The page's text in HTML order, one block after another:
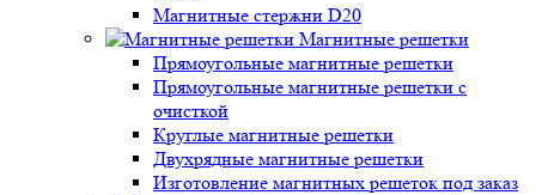
Магнитные стержни D20
Магнитные решетки
Прямоугольные магнитные решетки
Прямоугольные магнитные решетки с
очисткой
Круглые магнитные решетки
Двухрядные магнитные решетки
Изготовление магнитных решеток под заказ